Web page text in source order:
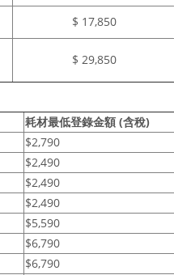
$ 17,850
$ 29,850
耗材最低登錄金額 (含稅)
$2,790
$2,490
$2,490
$2,490
$5,590
$6,790
$6,790